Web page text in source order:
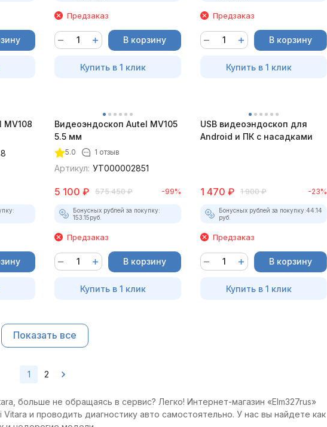
Предзаказ
В корзину
Купить в 1 клик
Предзаказ
В корзину
Купить в 1 клик
MV108
Видеоэндоскоп Autel MV105
5.5 мм
5.0 1 отзыв
Артикул: УТ000002851
5 100 ₽ 575 450 ₽ -99%
Бонусных рублей за покупку:
153.15руб.
Предзаказ
В корзину
Купить в 1 клик
USB видеоэндоскоп для
Android и ПК с насадками
1 470 ₽ 1 900 ₽ -23%
Бонусных рублей за покупку:44.14
руб.
Предзаказ
В корзину
Купить в 1 клик
Показать все
1 2
больше не обращаясь в сервис? Легко! Интернет-магазин «Elm327rus»
и проводить диагностику авто самостоятельно. У нас вы найдете как